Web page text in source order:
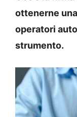
ottenerne
operatori
strumento.